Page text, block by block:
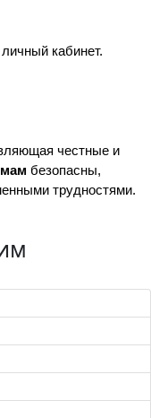
кабинет.
честные и
безопасны,
трудностями.